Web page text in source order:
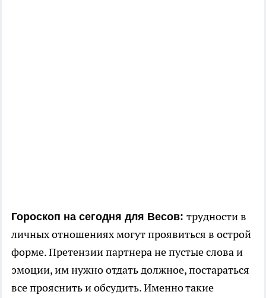
Гороскоп на сегодня для Весов: трудности в
личных отношениях могут проявиться в острой
форме. Претензии партнера не пустые слова и
эмоции, им нужно отдать должное, постараться
все прояснить и обсудить. Именно такие